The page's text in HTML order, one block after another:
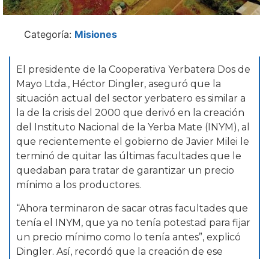
Categoría: Misiones
El presidente de la Cooperativa Yerbatera Dos de
Mayo Ltda., Héctor Dingler, aseguró que la
situación actual del sector yerbatero es similar a
la de la crisis del 2000 que derivó en la creación
del Instituto Nacional de la Yerba Mate (INYM), al
que recientemente el gobierno de Javier Milei le
terminó de quitar las últimas facultades que le
quedaban para tratar de garantizar un precio
mínimo a los productores.
“Ahora terminaron de sacar otras facultades que
tenía el INYM, que ya no tenía potestad para fijar
un precio mínimo como lo tenía antes”, explicó
Dingler. Así, recordó que la creación de ese